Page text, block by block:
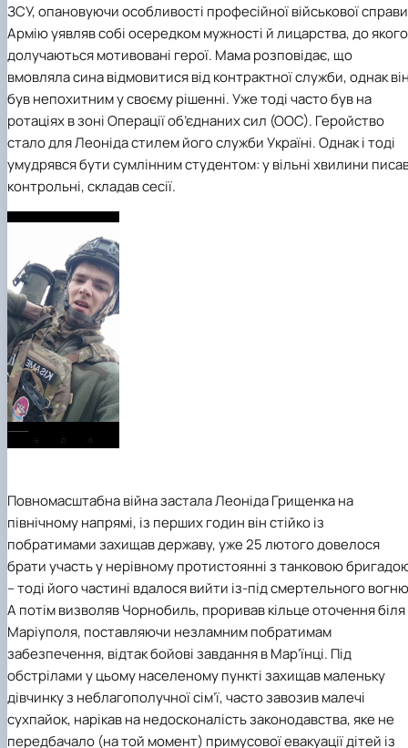
ЗСУ, опановуючи особливості професійної військової
Армію уявляв собі осередком мужності й лицарства, до якого
долучаються мотивовані герої. Мама розповідає, що
вмовляла сина відмовитися від контрактної служби, однак
був непохитним у своєму рішенні. Уже тоді часто був на
ротаціях в зоні Операції об’єднаних сил (ООС). Геройство
стало для Леоніда стилем його служби Україні. Однак і тоді
умудрявся бути сумлінним студентом: у вільні хвилини
контрольні, складав сесії.
Повномасштабна війна застала Леоніда Грищенка на
північному напрямі, із перших годин він стійко із
побратимами захищав державу, уже 25 лютого довелося
брати участь у нерівному протистоянні з танковою
– тоді його частині вдалося вийти із-під смертельного
А потім визволяв Чорнобиль, проривав кільце оточення біля
Маріуполя, поставляючи незламним побратимам
забезпечення, відтак бойові завдання в Мар’їнці. Під
обстрілами у цьому населеному пункті захищав маленьку
дівчинку з неблагополучної сім’ї, часто завозив малечі
сухпайок, нарікав на недосконалість законодавства, яке не
передбачало (на той момент) примусової евакуації дітей із